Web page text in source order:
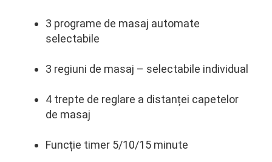
3 programe de masaj automate
selectabile
3 regiuni de masaj – selectabile individual
4 trepte de reglare a distanței capetelor
de masaj
Funcție timer 5/10/15 minute